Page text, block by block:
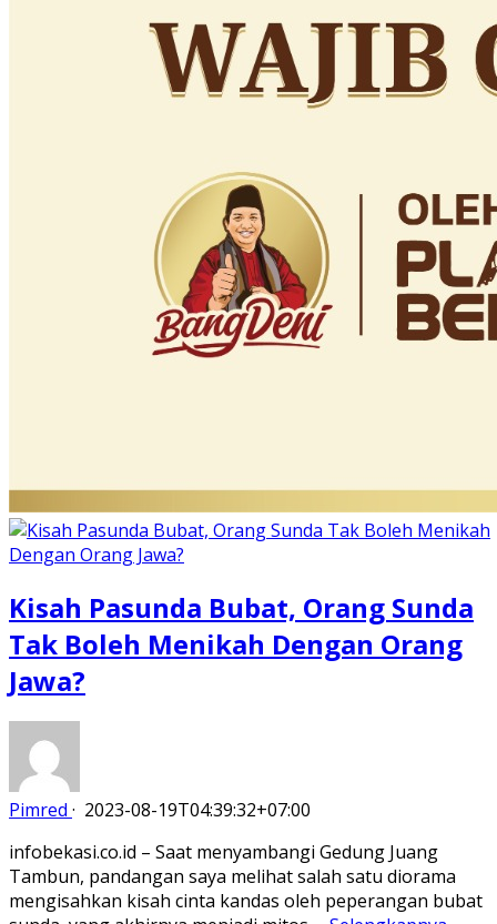
Kisah Pasunda Bubat, Orang Sunda
Tak Boleh Menikah Dengan Orang
Jawa?
Pimred · 2023-08-19T04:39:32+07:00
infobekasi.co.id – Saat menyambangi Gedung Juang
Tambun, pandangan saya melihat salah satu diorama
mengisahkan kisah cinta kandas oleh peperangan bubat